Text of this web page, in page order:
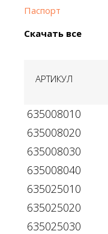
Паспорт
Скачать все
АРТИКУЛ
635008010
635008020
635008030
635008040
635025010
635025020
635025030